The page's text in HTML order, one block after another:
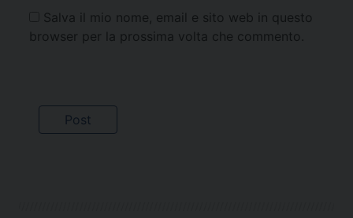
Salva il mio nome, email e sito web in questo
browser per la prossima volta che commento.